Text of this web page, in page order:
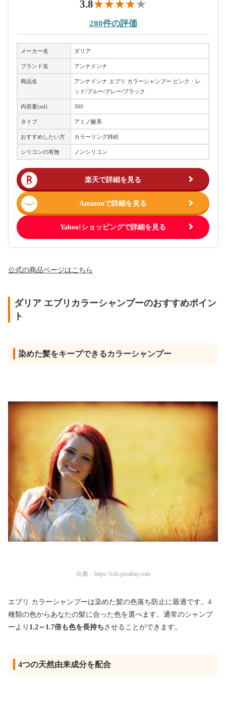
3.8
280件の評価
メーカー名 ダリア
ブランド名 アンナドンナ
商品名
アンナドンナ エブリ カラーシャンプー ピンク・レ
ッド/ブルー/グレー/ブラック
内容量(ml) 300
タイプ アミノ酸系
おすすめしたい方 カラーリング持続
シリコンの有無 ノンシリコン
楽天で詳細を見る
Amazonで詳細を見る
Yahoo!ショッピングで詳細を見る
公式の商品ページはこちら
ダリア エブリカラーシャンプーのおすすめポイン
ト
染めた髪をキープできるカラーシャンプー
出典： https://cdn.pixabay.com
エブリ カラーシャンプーは染めた髪の色落ち防止に最適です。4
種類の色からあなたの髪に合った色を選べます。通常のシャンプ
ーより 1.2～1.7倍も色を長持ちさせることができます。
4つの天然由来成分を配合